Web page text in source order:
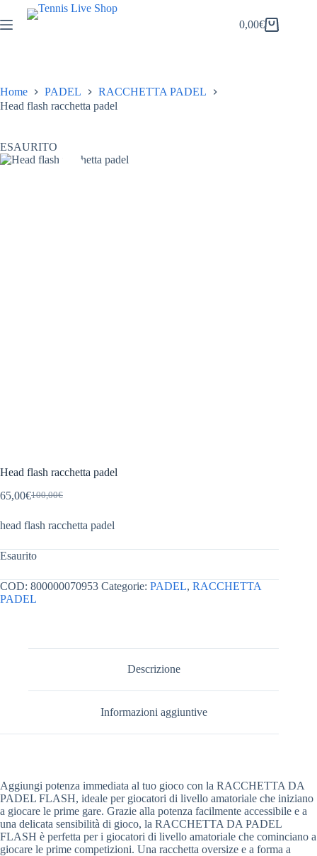
al
contenuto
Carrello
0,00€
Home PADEL
RACCHETTA PADEL
Head flash racchetta padel
ESAURITO
Head flash racchetta padel
100,00€
Il
originale
100,00€.
65,00€Il
attuale
65,00€.
head flash racchetta padel
Esaurito
COD: 800000070953 Categorie: PADEL, RACCHETTA
PADEL
Descrizione
Informazioni aggiuntive
Aggiungi potenza immediata al tuo gioco con la RACCHETTA DA
PADEL FLASH, ideale per giocatori di livello amatoriale che iniziano
a giocare le prime gare. Grazie alla potenza facilmente accessibile e a
una delicata sensibilità di gioco, la RACCHETTA DA PADEL
FLASH è perfetta per i giocatori di livello amatoriale che cominciano a
giocare le prime competizioni. Una racchetta oversize e a forma a